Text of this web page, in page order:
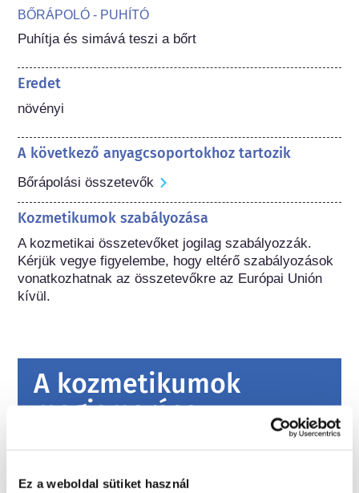
Ez a weboldal sütiket használ
BŐRÁPOLÓ - PUHÍTÓ
Puhítja és simává teszi a bőrt
Eredet
növényi
A következő anyagcsoportokhoz tartozik
Bőrápolási összetevők
Kozmetikumok szabályozása
A kozmetikai összetevőket jogilag szabályozzák.
Kérjük vegye figyelembe, hogy eltérő szabályozások
vonatkozhatnak az összetevőkre az Európai Unión
kívül.
A kozmetikumok
megismerése
biztonságát Európában?